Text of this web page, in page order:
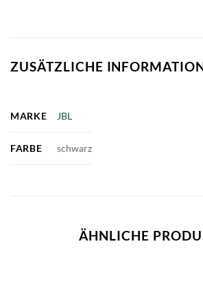
ZUSÄTZLICHE
MARKE JBL
FARBE schwarz
ÄHNLICHE